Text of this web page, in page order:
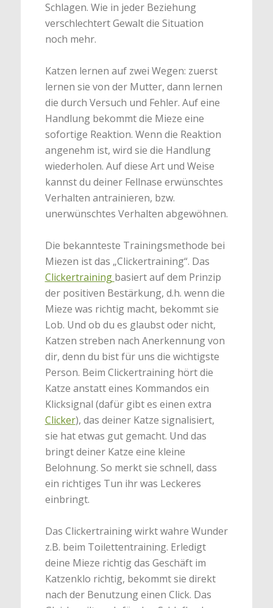
Schlagen. Wie in jeder Beziehung
verschlechtert Gewalt die Situation
noch mehr.
Katzen lernen auf zwei Wegen: zuerst
lernen sie von der Mutter, dann lernen
die durch Versuch und Fehler. Auf eine
Handlung bekommt die Mieze eine
sofortige Reaktion. Wenn die Reaktion
angenehm ist, wird sie die Handlung
wiederholen. Auf diese Art und Weise
kannst du deiner Fellnase erwünschtes
Verhalten antrainieren, bzw.
unerwünschtes Verhalten abgewöhnen.
Die bekannteste Trainingsmethode bei
Miezen ist das „Clickertraining“. Das
Clickertraining basiert auf dem Prinzip
der positiven Bestärkung, d.h. wenn die
Mieze was richtig macht, bekommt sie
Lob. Und ob du es glaubst oder nicht,
Katzen streben nach Anerkennung von
dir, denn du bist für uns die wichtigste
Person. Beim Clickertraining hört die
Katze anstatt eines Kommandos ein
Klicksignal (dafür gibt es einen extra
Clicker), das deiner Katze signalisiert,
sie hat etwas gut gemacht. Und das
bringt deiner Katze eine kleine
Belohnung. So merkt sie schnell, dass
ein richtiges Tun ihr was Leckeres
einbringt.
Das Clickertraining wirkt wahre Wunder
z.B. beim Toilettentraining. Erledigt
deine Mieze richtig das Geschäft im
Katzenklo richtig, bekommt sie direkt
nach der Benutzung einen Click. Das